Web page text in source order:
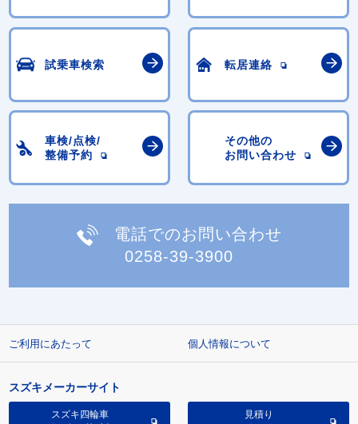
試乗車検索 転居連絡
車検/点検/
整備予約
その他の
お問い合わせ
電話でのお問い合わせ
0258-39-3900
ご利用にあたって 個人情報について
スズキメーカーサイト
スズキ四輪車
見積り